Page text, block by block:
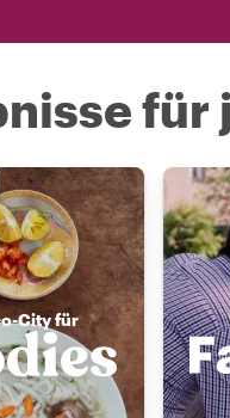
für
City für